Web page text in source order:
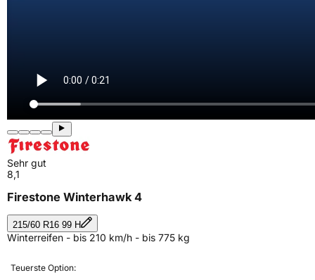
Sehr gut
8,1
Firestone Winterhawk 4
215/60 R16 99 H
Winterreifen - bis 210 km/h - bis 775 kg
Teuerste Option: